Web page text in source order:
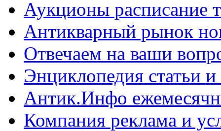
Аукционы расписание
Антикварный рынок
Отвечаем на ваши
Энциклопедия статьи
Антик.Инфо
Компания реклама и